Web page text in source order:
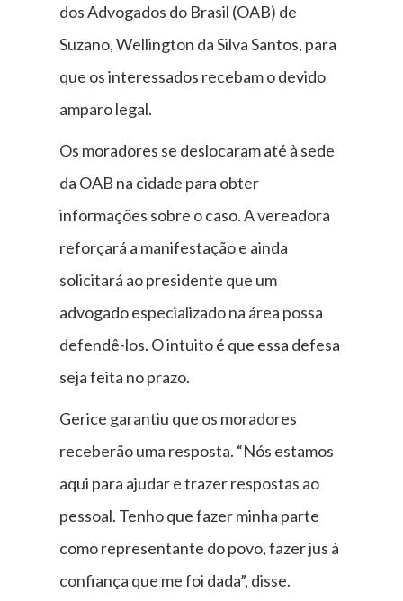
dos Advogados do Brasil (OAB) de
Suzano, Wellington da Silva Santos, para
que os interessados recebam o devido
amparo legal.
Os moradores se deslocaram até à sede
da OAB na cidade para obter
informações sobre o caso. A vereadora
reforçará a manifestação e ainda
solicitará ao presidente que um
advogado especializado na área possa
defendê-los. O intuito é que essa defesa
seja feita no prazo.
Gerice garantiu que os moradores
receberão uma resposta. “Nós estamos
aqui para ajudar e trazer respostas ao
pessoal. Tenho que fazer minha parte
como representante do povo, fazer jus à
confiança que me foi dada”, disse.